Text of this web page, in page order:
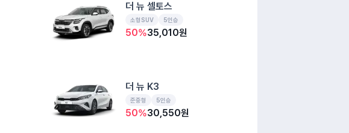
더 뉴 셀토스
소형SUV 5인승
50%35,010원
더 뉴 K3
준중형 5인승
50%30,550원